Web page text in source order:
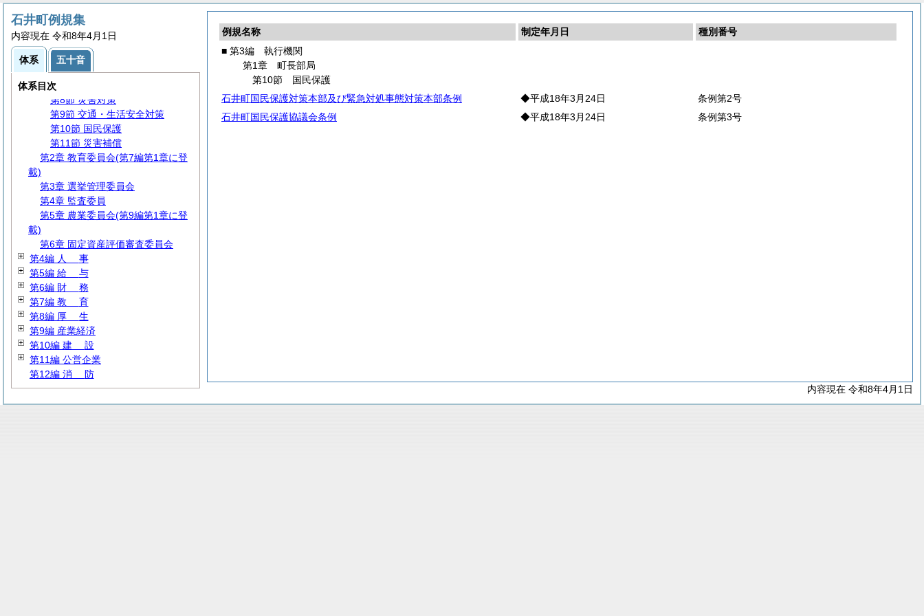
例規名称 制定年月日
種別番号
■ 第3編 執行機関
第1章 町長部局
第10節 国民保護
石井町国民保護対策本部及び緊急対処事態対策本部条例
◆平成18年3月24日
条例第2号
石井町国民保護協議会条例
◆平成18年3月24日 条例第3号
内容現在 令和8年4月1日
石井町例規集
内容現在 令和8年4月1日
体系 五十音
体系目次
第2節 代理・代決等
第3節 文書・公印
第4節 情報の公開・保護等
第5節 行政手続
第6節住民
第7節 地域振興
第8節 災害対策
第9節 交通・生活安全対策
第10節 国民保護
第11節 災害補償
第2章 教育委員会(第7編第1章に登
載)
第3章 選挙管理委員会
第4章 監査委員
第5章 農業委員会(第9編第1章に登
載)
第6章 固定資産評価審査委員会
第4編 人 事
第5編 給 与
第6編 財 務
第7編 教 育
第8編 厚 生
第9編 産業経済
第10編 建 設
第11編 公営企業
第12編 消 防